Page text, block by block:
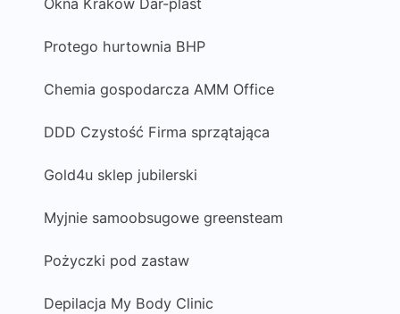
Okna Kraków Dar-plast
Protego hurtownia BHP
Chemia gospodarcza AMM Office
DDD Czystość Firma sprzątająca
Gold4u sklep jubilerski
Myjnie samoobsugowe greensteam
Pożyczki pod zastaw
Depilacja My Body Clinic